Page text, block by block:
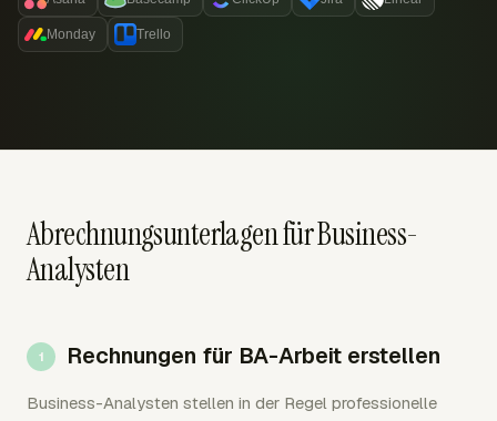
Monday Trello
Abrechnungsunterlagen für Business-
Analysten
Rechnungen für BA-Arbeit erstellen
Business-Analysten stellen in der Regel professionelle